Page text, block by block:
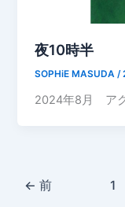
夜10時半
SOPHiE MASUDA /
2024年8月 ア
← 前 1